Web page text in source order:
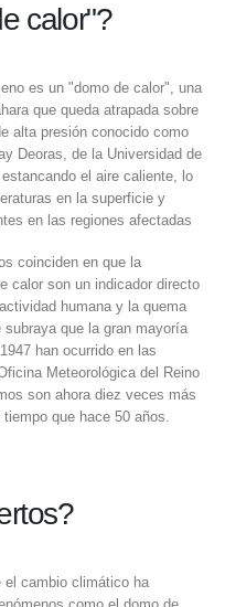
calor"?
es un "domo de calor", una
que queda atrapada sobre
alta presión conocido como
Deoras, de la Universidad de
el aire caliente, lo
en la superficie y
en las regiones afectadas
coinciden en que la
calor son un indicador directo
humana y la quema
que la gran mayoría
han ocurrido en las
Meteorológica del Reino
son ahora diez veces más
que hace 50 años.
el cambio climático ha
como el domo de